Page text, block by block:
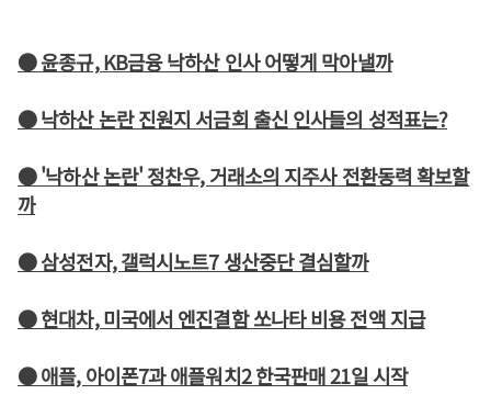
● 윤종규, KB금융 낙하산 인사 어떻게 막아낼까
● 낙하산 논란 진원지 서금회 출신 인사들의 성적표는?
● '낙하산 논란' 정찬우, 거래소의 지주사 전환동력 확보할
까
● 삼성전자, 갤럭시노트7 생산중단 결심할까
● 현대차, 미국에서 엔진결함 쏘나타 비용 전액 지급
● 애플, 아이폰7과 애플워치2 한국판매 21일 시작